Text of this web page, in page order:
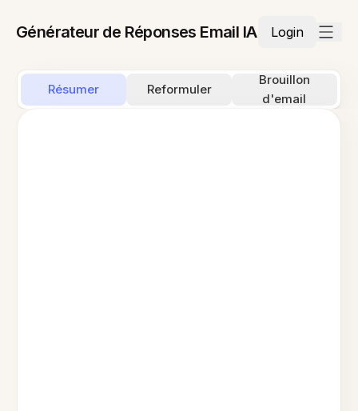
Générateur de Réponses Email IA Login
Résumer Reformuler
Brouillon
d'email